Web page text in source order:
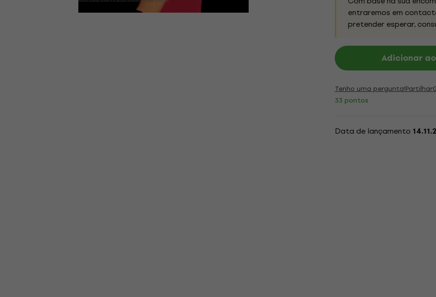
entraremos em
pretender esperar,
Adicionar
Tenho uma pergunta!Partilhar
33 pontos
Data de lançamento